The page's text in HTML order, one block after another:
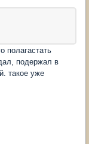
полагастать
подержал в
такое уже